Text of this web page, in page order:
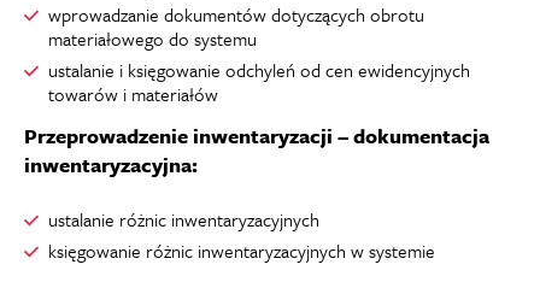
wprowadzanie dokumentów dotyczących obrotu
materiałowego do systemu
ustalanie i księgowanie odchyleń od cen ewidencyjnych
towarów i materiałów
Przeprowadzenie inwentaryzacji – dokumentacja
inwentaryzacyjna:
ustalanie różnic inwentaryzacyjnych
księgowanie różnic inwentaryzacyjnych w systemie